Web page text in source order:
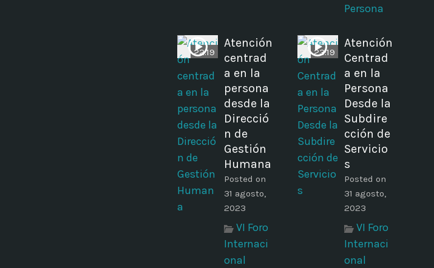
Persona
22:19
Atención
centrad
a en la
persona
desde la
Direcció
n de
Gestión
Humana
Posted on
31 agosto,
2023
VI Foro
Internaci
onal
23:19
Atención
Centrad
a en la
Persona
Desde la
Subdire
cción de
Servicio
s
Posted on
31 agosto,
2023
VI Foro
Internaci
onal